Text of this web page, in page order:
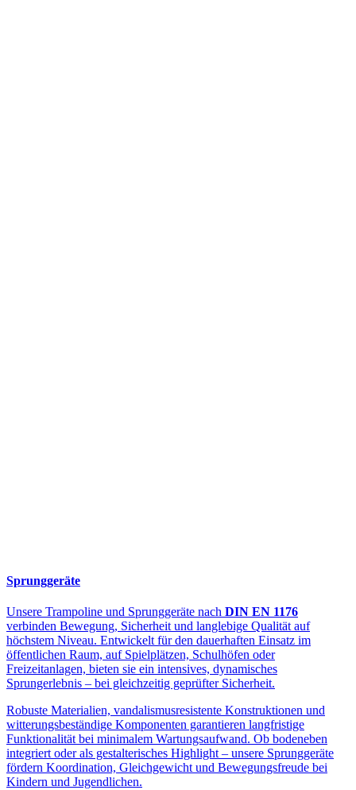
Sprunggeräte
Unsere Trampoline und Sprunggeräte nach DIN EN 1176
verbinden Bewegung, Sicherheit und langlebige Qualität auf
höchstem Niveau. Entwickelt für den dauerhaften Einsatz im
öffentlichen Raum, auf Spielplätzen, Schulhöfen oder
Freizeitanlagen, bieten sie ein intensives, dynamisches
Sprungerlebnis – bei gleichzeitig geprüfter Sicherheit.
Robuste Materialien, vandalismusresistente Konstruktionen und
witterungsbeständige Komponenten garantieren langfristige
Funktionalität bei minimalem Wartungsaufwand. Ob bodeneben
integriert oder als gestalterisches Highlight – unsere Sprunggeräte
fördern Koordination, Gleichgewicht und Bewegungsfreude bei
Kindern und Jugendlichen.